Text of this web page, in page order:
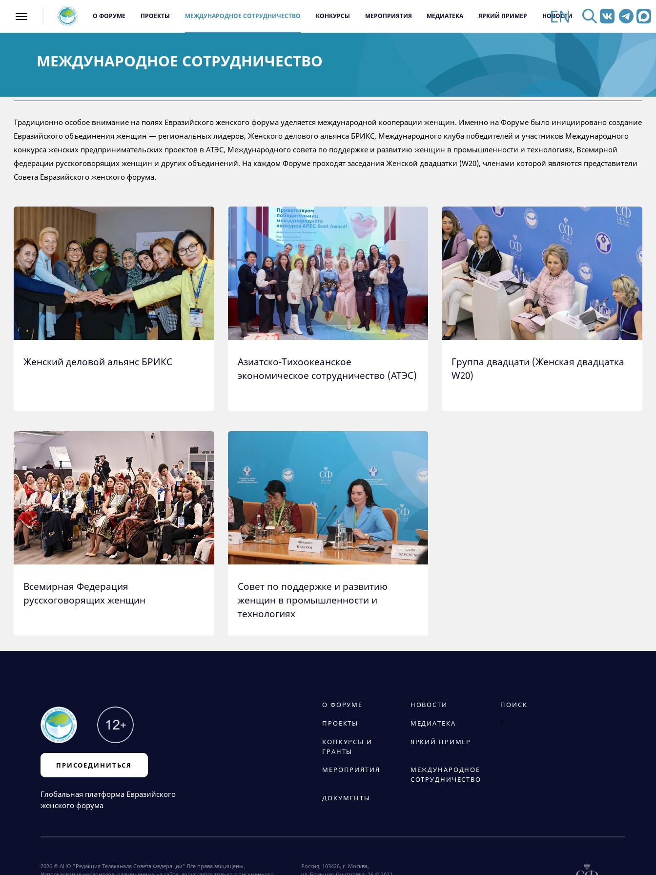
О ФОРУМЕ ПРОЕКТЫ МЕЖДУНАРОДНОЕ СОТРУДНИЧЕСТВО КОНКУРСЫ МЕРОПРИЯТИЯ МЕДИАТЕКА ЯРКИЙ ПРИМЕР НОВОСТИ
EN
МЕЖДУНАРОДНОЕ СОТРУДНИЧЕСТВО
Традиционно особое внимание на полях Евразийского женского форума уделяется международной кооперации женщин. Именно на Форуме было инициировано создание
Евразийского объединения женщин — региональных лидеров, Женского делового альянса БРИКС, Международного клуба победителей и участников Международного
конкурса женских предпринимательских проектов в АТЭС, Международного совета по поддержке и развитию женщин в промышленности и технологиях, Всемирной
федерации русскоговорящих женщин и других объединений. На каждом Форуме проходят заседания Женской двадцатки (W20), членами которой являются представители
Совета Евразийского женского форума.
Женский деловой альянс БРИКС
Азиатско-Тихоокеанское
экономическое сотрудничество (АТЭС)
Группа двадцати (Женская двадцатка
W20)
Всемирная Федерация
русскоговорящих женщин
Cовет по поддержке и развитию
женщин в промышленности и
технологиях
ПРИСОЕДИНИТЬСЯ
Глобальная платформа Евразийского
женского форума
О ФОРУМЕ НОВОСТИ
ПРОЕКТЫ МЕДИАТЕКА
КОНКУРСЫ И
ГРАНТЫ
ЯРКИЙ ПРИМЕР
МЕРОПРИЯТИЯ
МЕЖДУНАРОДНОЕ
СОТРУДНИЧЕСТВО
ДОКУМЕНТЫ
ПОИСК
2
2026 © АНО "Редакция Телеканала Совета Федерации" Все права защищены.
Россия, 103426, г. Москва,